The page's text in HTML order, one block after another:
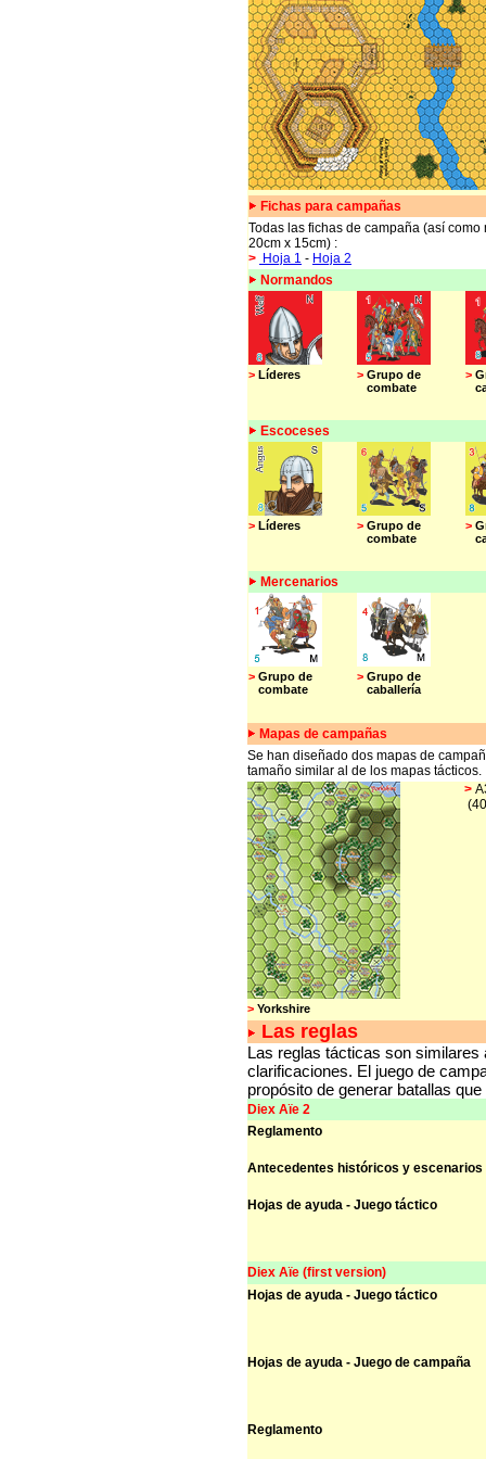
Fichas para campañas
Todas las fichas de campaña (así
20cm x 15cm) :
> Hoja 1 - Hoja 2
Normandos
> Líderes > Grupo de
combate
>
Escoceses
> Líderes > Grupo de
combate
>
Mercenarios
> Grupo de
combate
> Grupo de
caballería
Mapas de campañas
Se han diseñado dos mapas de
tamaño similar al de los mapas tácticos.
>
> Yorkshire
Las reglas
Las reglas tácticas son
clarificaciones. El juego de
propósito de generar batallas
Diex Aïe 2
Reglamento
Antecedentes históricos y escenarios
Hojas de ayuda - Juego táctico
Diex Aïe (first version)
Hojas de ayuda - Juego táctico
Hojas de ayuda - Juego de campaña
Reglamento